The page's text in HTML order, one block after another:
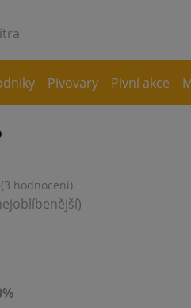
Pivovary Pivní akce
(3 hodnocení)